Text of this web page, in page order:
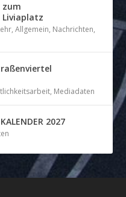
zum
Liviaplatz
,Allgemein, Nachrichten,
, Mediadaten
2027